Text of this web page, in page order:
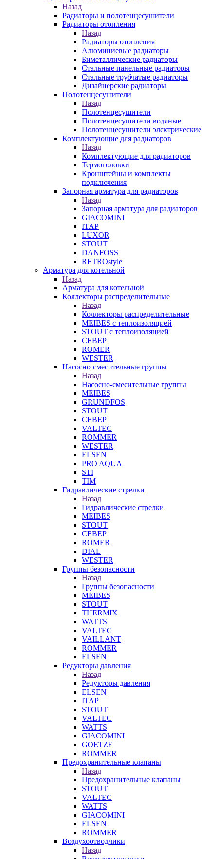
Назад
Радиаторы и полотенцесушители
Радиаторы отопления
Назад
Радиаторы отопления
Алюминиевые радиаторы
Биметаллические радиаторы
Стальные панельные радиаторы
Стальные трубчатые радиаторы
Дизайнерские радиаторы
Полотенцесушители
Назад
Полотенцесушители
Полотенцесушители водяные
Полотенцесушители электрические
Комплектующие для радиаторов
Назад
Комплектующие для радиаторов
Термоголовки
Кронштейны и комплекты
подключения
Запорная арматура для радиаторов
Назад
Запорная арматура для радиаторов
GIACOMINI
ITAP
LUXOR
STOUT
DANFOSS
RETROstyle
Арматура для котельной
Назад
Арматура для котельной
Коллекторы распределительные
Назад
Коллекторы распределительные
MEIBES с теплоизоляцией
STOUT с теплоизоляцией
СЕВЕР
ROMER
WESTER
Насосно-смесительные группы
Назад
Насосно-смесительные группы
MEIBES
GRUNDFOS
STOUT
СЕВЕР
VALTEC
ROMMER
WESTER
ELSEN
PRO AQUA
STI
TIM
Гидравлические стрелки
Назад
Гидравлические стрелки
MEIBES
STOUT
СЕВЕР
ROMER
DIAL
WESTER
Группы безопасности
Назад
Группы безопасности
MEIBES
STOUT
THERMIX
WATTS
VALTEC
VAILLANT
ROMMER
ELSEN
Редукторы давления
Назад
Редукторы давления
ELSEN
ITAP
STOUT
VALTEC
WATTS
GIACOMINI
GOETZE
ROMMER
Предохранительные клапаны
Назад
Предохранительные клапаны
STOUT
VALTEC
WATTS
GIACOMINI
ELSEN
ROMMER
Воздухоотводчики
Назад